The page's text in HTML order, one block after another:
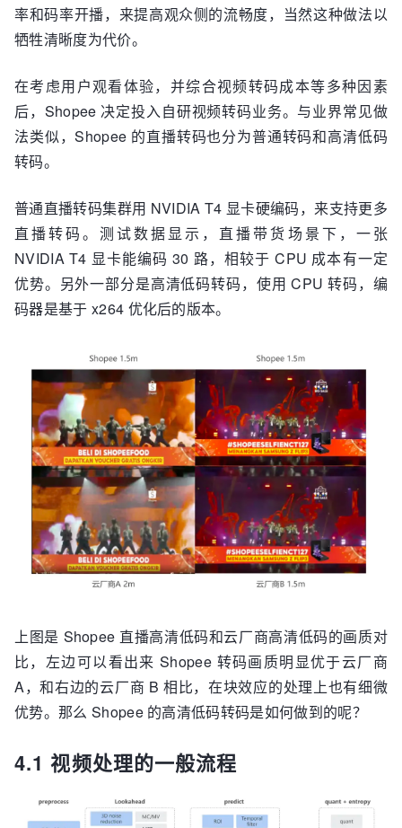
率和码率开播，来提高观众侧的流畅度，当然这种做法以
牺牲清晰度为代价。
在考虑用户观看体验，并综合视频转码成本等多种因素
后，Shopee 决定投入自研视频转码业务。与业界常见做
法类似，Shopee 的直播转码也分为普通转码和高清低码
转码。
普通直播转码集群用 NVIDIA T4 显卡硬编码，来支持更多
直播转码。测试数据显示，直播带货场景下，一张
NVIDIA T4 显卡能编码 30 路，相较于 CPU 成本有一定
优势。另外一部分是高清低码转码，使用 CPU 转码，编
码器是基于 x264 优化后的版本。
上图是 Shopee 直播高清低码和云厂商高清低码的画质对
比，左边可以看出来 Shopee 转码画质明显优于云厂商
A，和右边的云厂商 B 相比，在块效应的处理上也有细微
优势。那么 Shopee 的高清低码转码是如何做到的呢？
4.1 视频处理的一般流程